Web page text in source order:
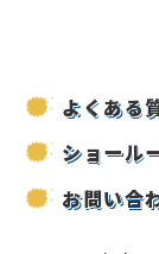
よくある
ショール
お問い合